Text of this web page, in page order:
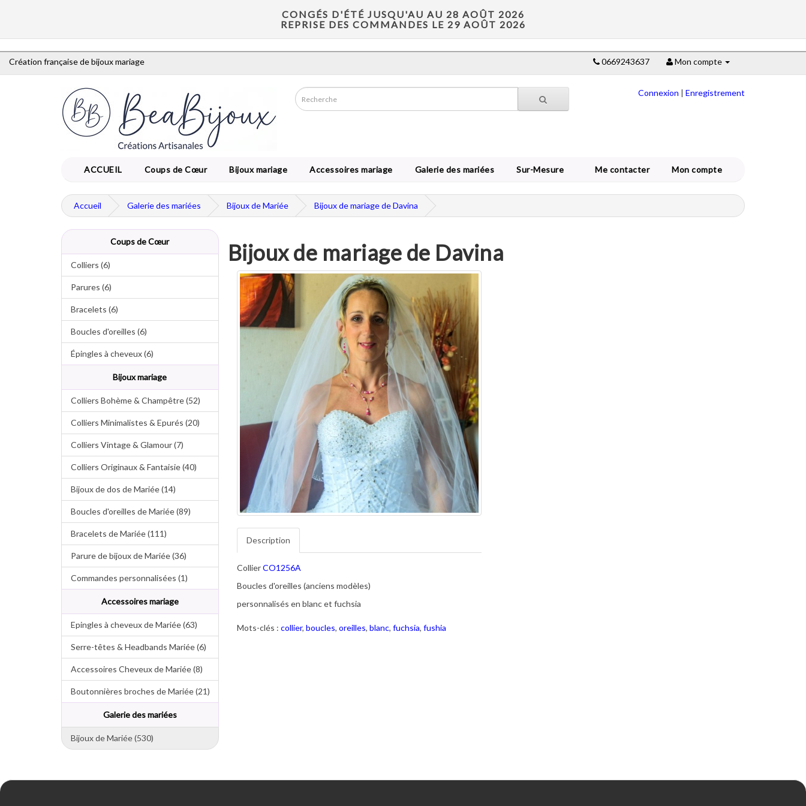
CONGÉS D'ÉTÉ JUSQU'AU AU 28 AOÛT 2026
REPRISE DES COMMANDES LE 29 AOÛT 2026
Création française de bijoux mariage 0669243637 Mon compte
Connexion | Enregistrement
ACCUEIL Coups de Cœur Bijoux mariage Accessoires mariage Galerie des mariées Sur-Mesure Me contacter Mon compte
Accueil Galerie des mariées Bijoux de Mariée Bijoux de mariage de Davina
Coups de Cœur
Colliers (6)
Parures (6)
Bracelets (6)
Boucles d'oreilles (6)
Épingles à cheveux (6)
Bijoux mariage
Colliers Bohème & Champêtre (52)
Colliers Minimalistes & Epurés (20)
Colliers Vintage & Glamour (7)
Colliers Originaux & Fantaisie (40)
Bijoux de dos de Mariée (14)
Boucles d'oreilles de Mariée (89)
Bracelets de Mariée (111)
Parure de bijoux de Mariée (36)
Commandes personnalisées (1)
Accessoires mariage
Epingles à cheveux de Mariée (63)
Serre-têtes & Headbands Mariée (6)
Accessoires Cheveux de Mariée (8)
Boutonnières broches de Mariée (21)
Galerie des mariées
Bijoux de Mariée (530)
Bijoux de mariage de Davina
Description
CollierCO1256A
Boucles d'oreilles (anciens modèles)
personnalisés en blanc et fuchsia
Mots-clés : collier, boucles, oreilles, blanc, fuchsia, fushia